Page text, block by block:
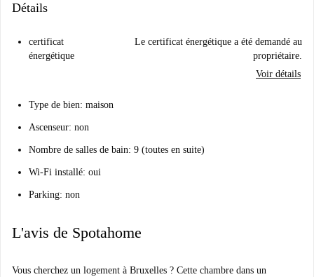
Détails
certificat
énergétique
Le certificat énergétique a été demandé au
propriétaire.
Voir détails
Type de bien: maison
Ascenseur: non
Nombre de salles de bain: 9 (toutes en suite)
Wi-Fi installé: oui
Parking: non
L'avis de Spotahome
Vous cherchez un logement à Bruxelles ? Cette chambre dans un